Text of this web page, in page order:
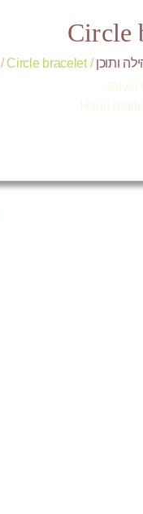
Circle
ותוכן/
/ Circle bracelet